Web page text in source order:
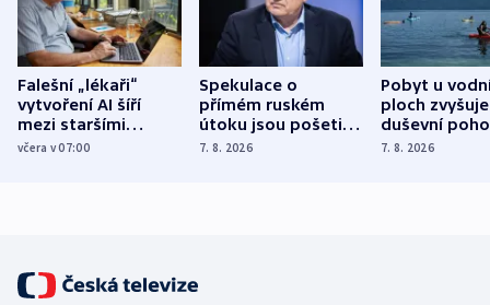
Falešní „lékaři“
vytvoření AI šíří
mezi staršími
Poláky nebezpečné
včera v 07:00
Spekulace o
přímém ruském
útoku jsou pošetilé,
míní estonský
7. 8. 2026
Pobyt u
ploch zvyšuje
duševní
ukázala
7. 8. 2026